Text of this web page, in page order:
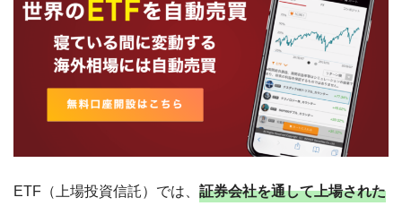
ETF（上場投資信託）では、 証券会社を通して上場された